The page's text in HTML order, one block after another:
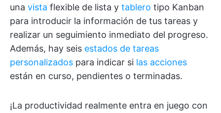
una vista flexible de lista y tablero tipo Kanban
para introducir la información de tus tareas y
realizar un seguimiento inmediato del progreso.
Además, hay seis estados de tareas
personalizados para indicar si las acciones
están en curso, pendientes o terminadas.
¡La productividad realmente entra en juego con